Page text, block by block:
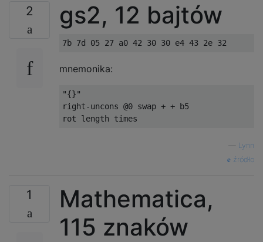
2 gs2, 12 bajtów
mnemonika:
"{}"
right-uncons @0 swap + + b5
Lynn
źródło
1
Mathematica,
115 znaków